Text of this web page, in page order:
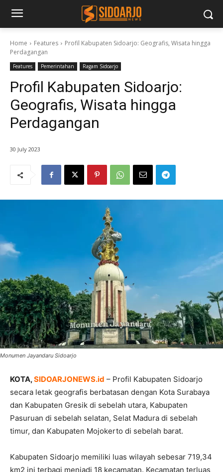
Home Features
Profil Kabupaten Sidoarjo: Geografis, Wisata hingga
Perdagangan
Features Pemerintahan Ragam Sidoarjo
Profil Kabupaten Sidoarjo:
Geografis, Wisata hingga
Perdagangan
30 July 2023
Monumen Jayandaru Sidoarjo
KOTA,SIDOARJONEWS.id – Profil Kabupaten Sidoarjo
secara letak geografis berbatasan dengan Kota Surabaya
dan Kabupaten Gresik di sebelah utara, Kabupaten
Pasuruan di sebelah selatan, Selat Madura di sebelah
timur, dan Kabupaten Mojokerto di sebelah barat.
Kabupaten Sidoarjo memiliki luas wilayah sebesar 719,34
km2 ini terbagi menjadi 18 kecamatan. Kecamatan terluas